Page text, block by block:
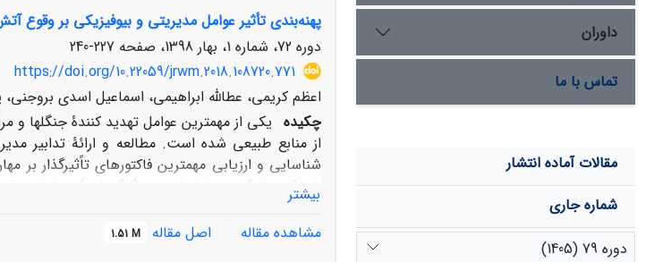
مرتعی می‌تواند به‌طور قابل‌توجهی در پیش آگاهی،
پهنه‌بندی تأثیر عوامل مدیریتی و بیوفیزیکی بر وقوع
دوره 72، شماره 1، بهار 1398، صفحه
227-240
https://doi.org/10.22059/jrwm.2018.108720.771
اعظم کریمی، عطالله ابراهیمی، اسماعیل اسدی
چکیده یکی از مهم­ترین عوامل تهدید کنندۀ
از منابع طبیعی شده است. مطالعه و ارائۀ تدابیر
شناسایی و ارزیابی مهم­ترین فاکتورهای تاًثیرگذار
بیشتر
مشاهده مقاله
اصل مقاله 1.51 M
داوران
تماس با ما
مقالات آماده انتشار
شماره جاری
دوره 79 (1405)